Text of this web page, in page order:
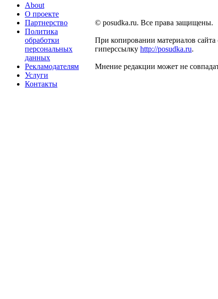
About
О проекте
Партнерство
Политика
обработки
персональных
данных
Рекламодателям
Услуги
Контакты
© posudka.ru. Все права защищены.
При копировании материалов сайта
гиперссылку http://posudka.ru.
Мнение редакции может не